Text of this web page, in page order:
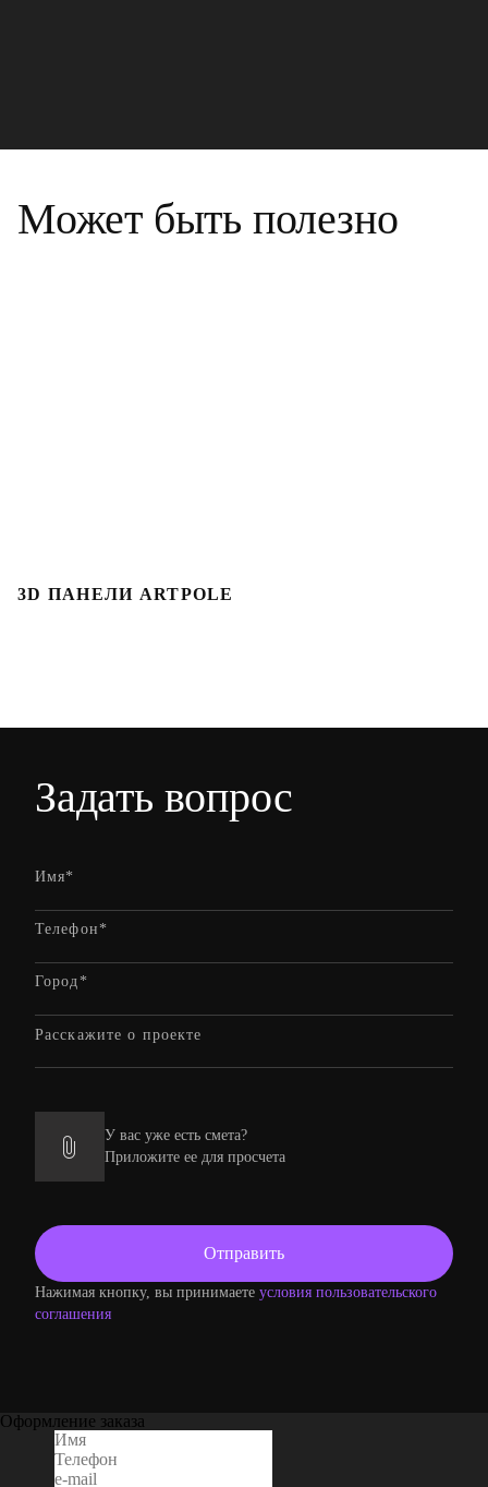
Может быть полезно
3D ПАНЕЛИ ARTPOLE
Задать вопрос
У вас уже есть смета?
Приложите ее для просчета
Нажимая кнопку, вы принимаете условия пользовательского
соглашения
Оформление заказа